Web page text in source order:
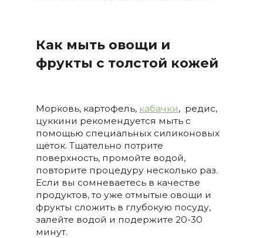
Как мыть овощи и
фрукты с толстой кожей
Морковь, картофель, кабачки, редис,
цуккини рекомендуется мыть с
помощью специальных силиконовых
щёток. Тщательно потрите
поверхность, промойте водой,
повторите процедуру несколько раз.
Если вы сомневаетесь в качестве
продуктов, то уже отмытые овощи и
фрукты сложить в глубокую посуду,
залейте водой и подержите 20-30
минут.